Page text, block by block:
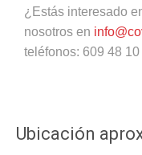
¿Estás interesado
nosotros en
teléfonos: 609 48
Ubicación